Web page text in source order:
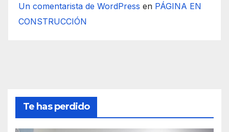
Un comentarista de WordPress en PÁGINA EN
CONSTRUCCIÓN
Te has perdido